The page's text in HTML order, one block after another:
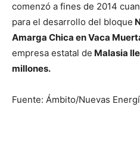
comenzó a fines de 2014
para el desarrollo del bloque
Amarga Chica en Vaca
empresa estatal de Malasia
millones.
Fuente: Ámbito/Nuevas